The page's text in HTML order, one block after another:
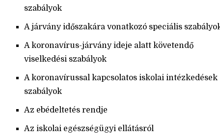
szabályok
A járvány időszakára vonatkozó speciális
A koronavírus-járvány ideje alatt követendő
viselkedési szabályok
A koronavírussal kapcsolatos iskolai intézkedések
szabályok
Az ebédeltetés rendje
Az iskolai egészségügyi ellátásról